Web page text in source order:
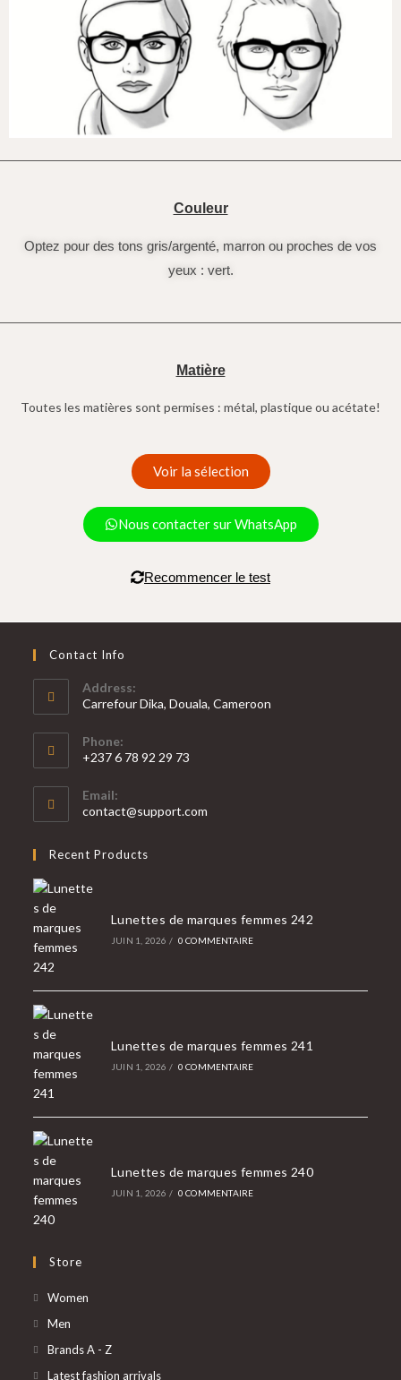
Couleur
Optez pour des tons gris/argenté, marron ou proches de vos
yeux : vert.
Matière
Toutes les matières sont permises : métal, plastique ou acétate!
Voir la sélection
Nous contacter sur WhatsApp
Recommencer le test
Contact Info
Address:
Carrefour Dika, Douala, Cameroon
Phone:
+237 6 78 92 29 73
Email:
contact@support.com
Recent Products
Lunettes de marques femmes 242
JUIN 1, 2026 / 0 COMMENTAIRE
Lunettes de marques femmes 241
JUIN 1, 2026 / 0 COMMENTAIRE
Lunettes de marques femmes 240
JUIN 1, 2026 / 0 COMMENTAIRE
Store
Women
Men
Brands A - Z
Latest fashion arrivals